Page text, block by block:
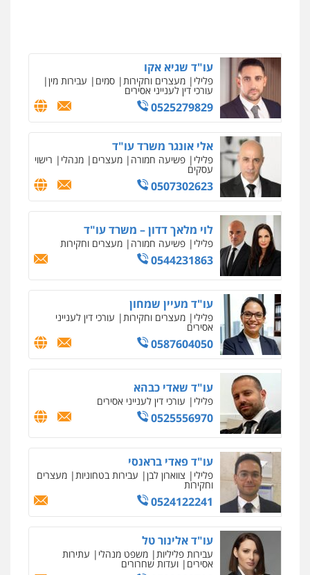
עו"ד שגיא אקו
פלילי מעצרים וחקירות סמים עבירות מין
עורכי דין לענייני אסירים
0525279829
אלי אונגר משרד עו"ד
פלילי פשיעה חמורה מעצרים מנהלי רישוי
עסקים
0507302623
לוי מלאך דדון – משרד עו"ד
פלילי פשיעה חמורה מעצרים וחקירות
0544231863
עו"ד מעיין שמחון
פלילי מעצרים וחקירות עורכי דין לענייני
אסירים
0587604050
עו"ד שאדי כבהא
פלילי עורכי דין לענייני אסירים
0525556970
עו"ד פאדי בראנסי
פלילי צווארון לבן עבירות בטחוניות מעצרים
וחקירות
0524122241
עו"ד אלינור טל
עבירות פליליות משפט מנהלי עתירות
אסירים ועדות שחרורים